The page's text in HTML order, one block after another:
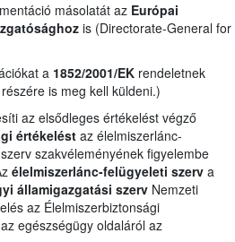
másolatát az Európai
is (Directorate-General for
a 1852/2001/EKrendeletnek
is meg kell küldeni.)
az elsődleges értékelést végző
értékeléstaz élelmiszerlánc-
szakvéleményének figyelembe
élelmiszerlánc-felügyeleti szerva
államigazgatási szervNemzeti
az Élelmiszerbiztonsági
egészségügy oldaláról az